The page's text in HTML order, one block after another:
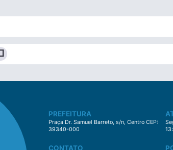
PREFEITURA
Praça Dr. Samuel Barreto, s/n, Centro CEP:
39340-000
CONTATO